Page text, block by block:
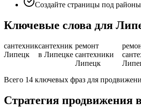
Создайте страницы под
Ключевые слова для
сантехник
Липецк
сантехник
в Липецке
ремонт
сантехники
Липецк
Всего 14 ключевых фраз для
Стратегия продвижения